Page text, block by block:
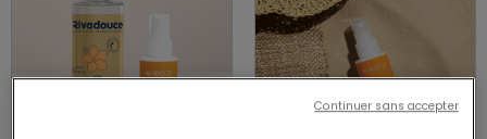
Continuer sans accepter